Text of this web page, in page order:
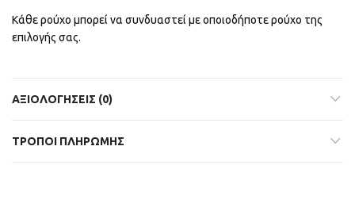
Κάθε ρούχο μπορεί να συνδυαστεί με οποιοδήποτε ρούχο της
επιλογής σας.
ΑΞΙΟΛΟΓΉΣΕΙΣ (0)
ΤΡΟΠΟΙ ΠΛΗΡΩΜΗΣ